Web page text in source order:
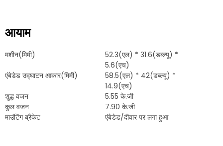
आयाम
मशीन(मिमी)
52.3(एल) * 31.6(डब्ल्यू) *
5.6(एच)
एंबेडेड उद्घाटन आकार(मिमी)
58.5(एल) * 42(डब्ल्यू) *
14.9(एच)
शुद्ध वजन
5.55 के.जी
कुल वजन
7.90 के.जी
माउंटिंग ब्रैकेट
एंबेडेड/दीवार पर लगा हुआ